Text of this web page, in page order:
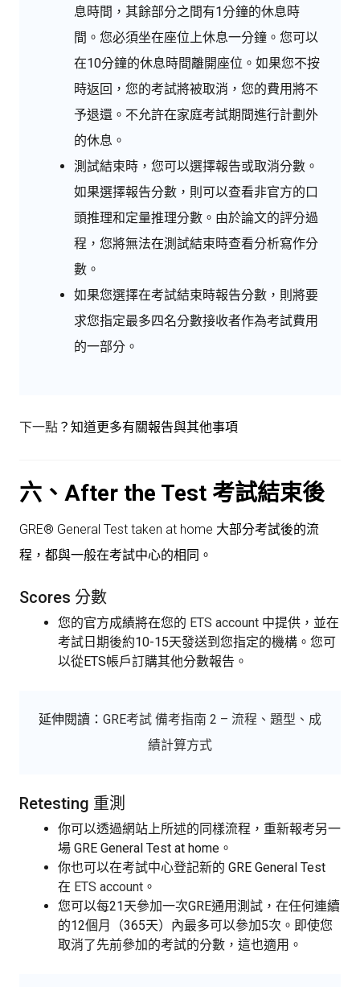
息時間，其餘部分之間有1分鐘的休息時
間。您必須坐在座位上休息一分鐘。您可以
在10分鐘的休息時間離開座位。如果您不按
時返回，您的考試將被取消，您的費用將不
予退還。不允許在家庭考試期間進行計劃外
的休息。
測試結束時，您可以選擇報告或取消分數。
如果選擇報告分數，則可以查看非官方的口
頭推理和定量推理分數。由於論文的評分過
程，您將無法在測試結束時查看分析寫作分
數。
如果您選擇在考試結束時報告分數，則將要
求您指定最多四名分數接收者作為考試費用
的一部分。
下一點 ？知道更多有關報告與其他事項
六、After the Test 考試結束後
GRE® General Test taken at home 大部分考試後的流
程，都與一般在考試中心的相同。
Scores 分數
您的官方成績將在您的 ETS account 中提供，並在
考試日期後約10-15天發送到您指定的機構。您可
以從ETS帳戶訂購其他分數報告。
延伸閱讀： GRE考試 備考指南 2 – 流程、題型、成
績計算方式
Retesting 重測
你可以透過網站上所述的同樣流程，重新報考另一
場 GRE General Test at home。
你也可以在考試中心登記新的 GRE General Test
在 ETS account 。
您可以每21天參加一次GRE通用測試，在任何連續
的12個月（365天）內最多可以參加5次。即使您
取消了先前參加的考試的分數，這也適用。